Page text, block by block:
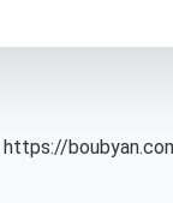
https://